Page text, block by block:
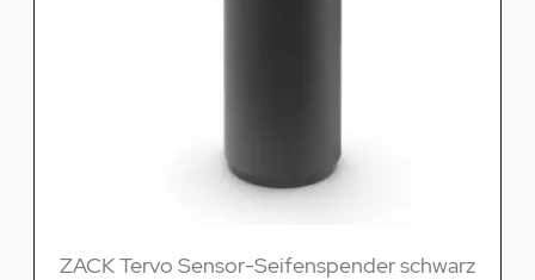
ZACK Tervo Sensor-Seifenspender schwarz